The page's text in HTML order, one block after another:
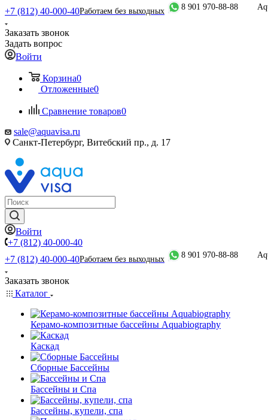
+7 (812) 40-000-40Работаем без выходных 8 901 970-88-88
Заказать звонок
Задать вопрос
Войти
Корзина0
Отложенные0
Сравнение товаров0
sale@aquavisa.ru
Санкт-Петербург, Витебский пр., д. 17
Войти
+7 (812) 40-000-40
+7 (812) 40-000-40Работаем без выходных 8 901 970-88-88
Заказать звонок
Каталог
Керамо-композитные бассейны Aquabiography
Каскад
Сборные Бассейны
Бассейны и Спа
Бассейны, купели, спа